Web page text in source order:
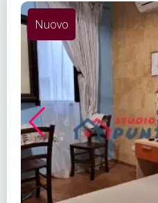
Nuovo